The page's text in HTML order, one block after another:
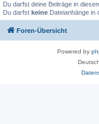
Du darfst deine Beiträge in
Du darfst keine Dateianhänge in
Foren-Übersicht
Powered by